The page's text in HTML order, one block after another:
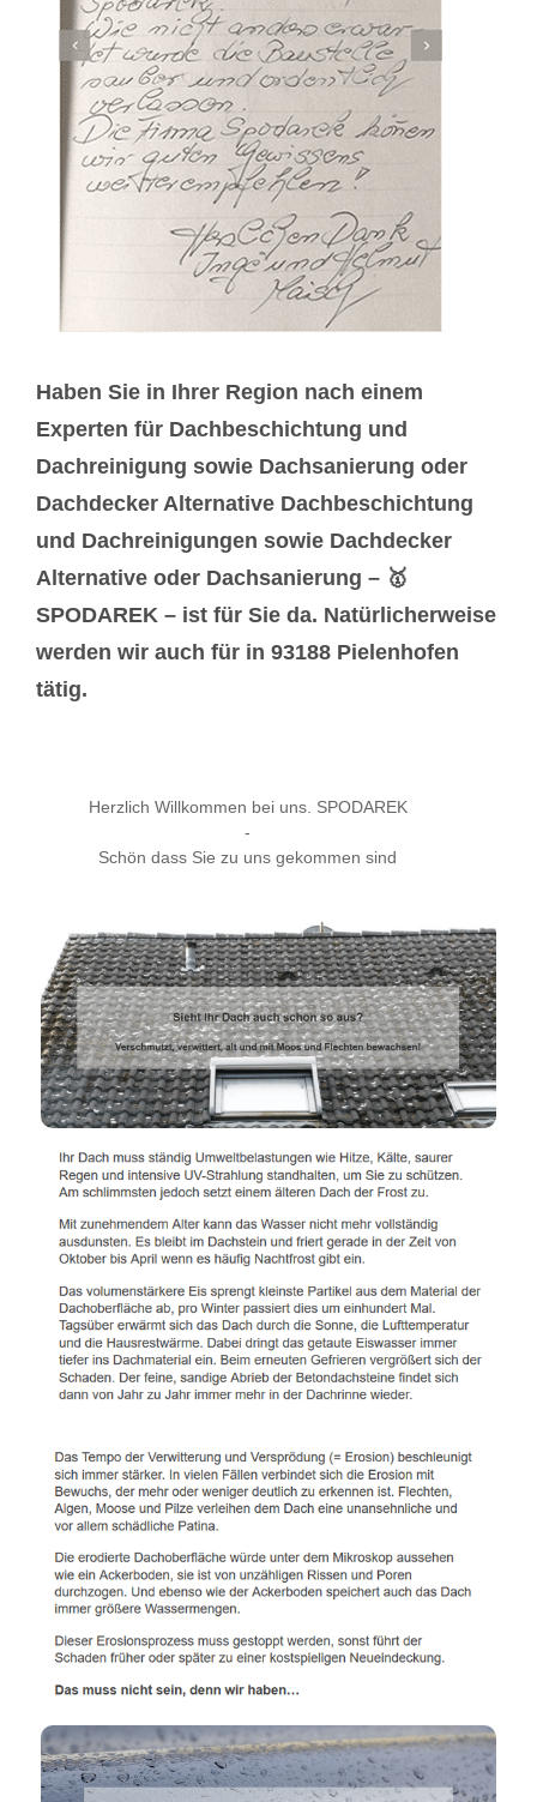
Haben Sie in Ihrer Region nach einem
Experten für Dachbeschichtung und
Dachreinigung sowie Dachsanierung oder
Dachdecker Alternative Dachbeschichtung
und Dachreinigungen sowie Dachdecker
Alternative oder Dachsanierung – 🥇
SPODAREK – ist für Sie da. Natürlicherweise
werden wir auch für in 93188 Pielenhofen
tätig.
Herzlich Willkommen bei uns. SPODAREK
-
Schön dass Sie zu uns gekommen sind